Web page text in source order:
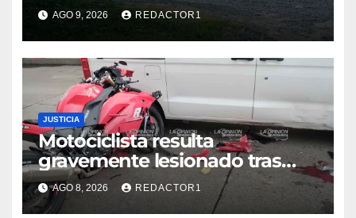
AGO 9, 2026 REDACTOR1
JUSTICIA
Motociclista resulta
gravemente lesionado tras
choque en la colonia Ricardo
Flores Magón
AGO 8, 2026 REDACTOR1